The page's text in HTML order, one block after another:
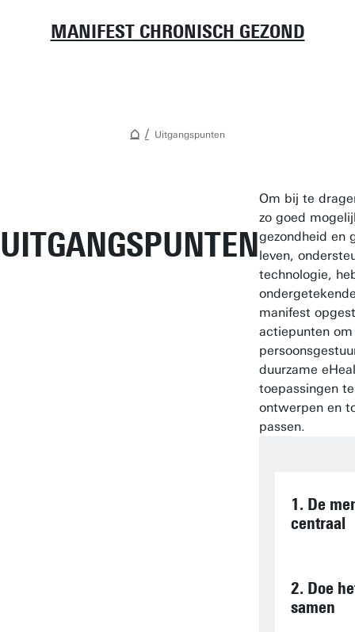
MANIFEST CHRONISCH GEZOND
Uitgangspunten
UITGANGSPUNTEN
Om bij te
zo goed
gezondheid en
leven,
technologie,
manifest
actiepunten om
duurzame
toepassingen te
ontwerpen en
passen.
1. De
centraal
2. Doe
samen